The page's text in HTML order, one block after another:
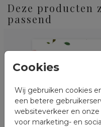
Cookies
Wij gebruiken cookies
een betere
websiteverkeer en
voor marketing- en
Deze producten
passend